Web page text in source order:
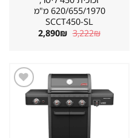
620/655/1970 מ"מ
SCCT450-SL
3,222₪ המחיר
2,890₪ המחיר
הנוכחי
שמור
מוצר